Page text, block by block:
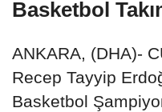
Basketbol
ANKARA, (DHA)-
Recep Tayyip
Basketbol